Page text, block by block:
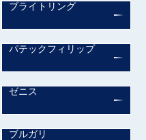
ブライトリング
パテックフィリップ
ゼニス
ブルガリ